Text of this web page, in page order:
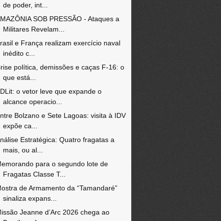
de poder, int...
SOB PRESSÃO - Ataques a
Militares Revelam...
e França realizam exercício naval
inédito c...
política, demissões e caças F-16: o
que está...
o vetor leve que expande o
alcance operacio...
Bolzano e Sete Lagoas: visita à IDV
expõe ca...
Estratégica: Quatro fragatas a
mais, ou al...
para o segundo lote de
Fragatas Classe T...
de Armamento da “Tamandaré”
sinaliza expans...
Jeanne d’Arc 2026 chega ao